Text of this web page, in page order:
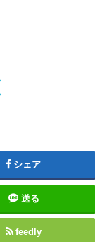
シェア
送る
feedly